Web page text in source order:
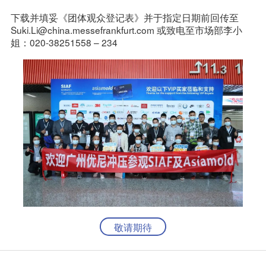
下载并填妥《团体观众登记表》并于指定日期前回传至
Suki.Li@china.messefrankfurt.com 或致电至市场部李小
敬请期待